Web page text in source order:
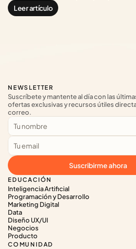
Leer artículo
EDUCACIÓN
Inteligencia Artificial
Programación y Desarrollo
Marketing Digital
Data
Diseño UX/UI
Negocios
Producto
COMUNIDAD
NEWSLETTER
Suscríbete y mantente al día con las
ofertas exclusivas y recursos útiles
correo.
Suscribirme ahora